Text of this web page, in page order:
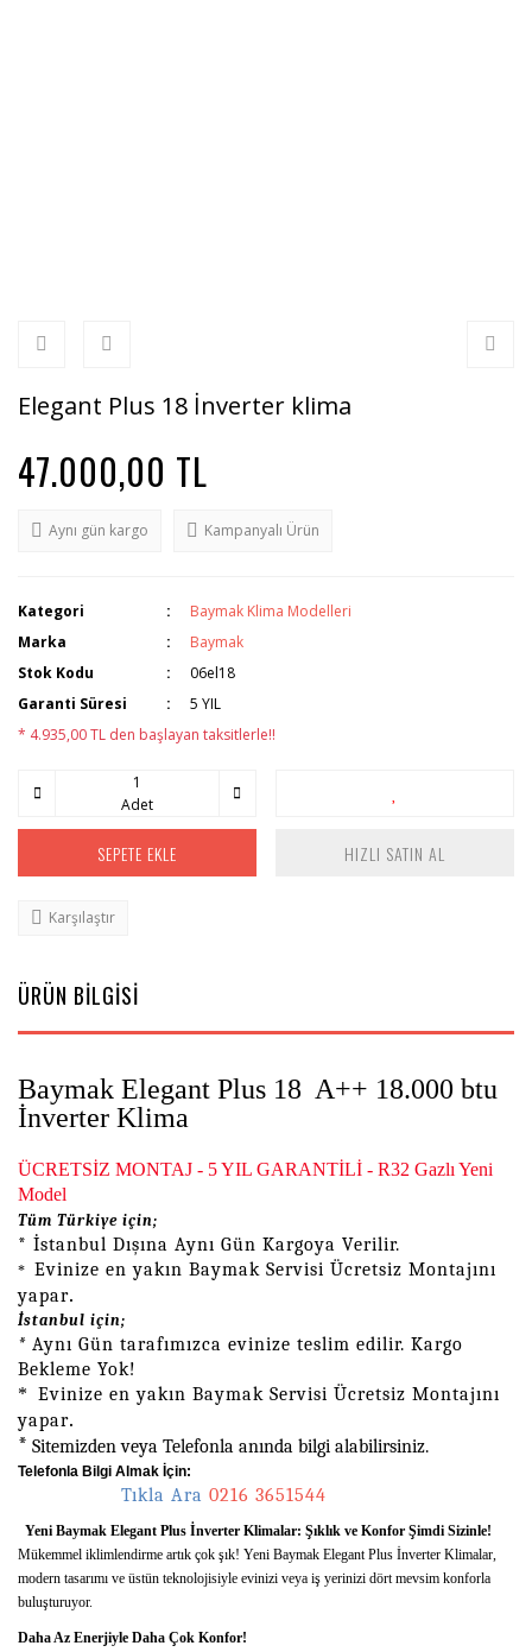
Elegant Plus 18 İnverter klima
47.000,00 TL
Aynı gün kargo Kampanyalı Ürün
Kategori
Baymak Klima Modelleri
Marka
Baymak
Stok Kodu
06el18
Garanti Süresi
5 YIL
* 4.935,00 TL den başlayan taksitlerle!!
Adet
SEPETE EKLE HIZLI SATIN AL
Karşılaştır
ÜRÜN BİLGİSİ
Baymak Elegant Plus 18 A++ 18.000 btu
İnverter Klima
ÜCRETSİZ MONTAJ - 5 YIL GARANTİLİ - R32 Gazlı Yeni
Model
Tüm Türkiye için;
* İstanbul Dışına Aynı Gün Kargoya Verilir.
* Evinize en yakın Baymak Servisi Ücretsiz Montajını
yapar.
İstanbul için;
* Aynı Gün tarafımızca evinize teslim edilir. Kargo
Bekleme Yok!
* Evinize en yakın Baymak Servisi Ücretsiz Montajını
yapar.
* Sitemizden veya Telefonla anında bilgi alabilirsiniz.
Telefonla Bilgi Almak İçin:
Tıkla Ara0216 3651544
Yeni Baymak Elegant Plus İnverter Klimalar: Şıklık ve Konfor Şimdi Sizinle!
Mükemmel iklimlendirme artık çok şık! Yeni Baymak Elegant Plus İnverter Klimalar,
modern tasarımı ve üstün teknolojisiyle evinizi veya iş yerinizi dört mevsim konforla
buluşturuyor.
Daha Az Enerjiyle Daha Çok Konfor!